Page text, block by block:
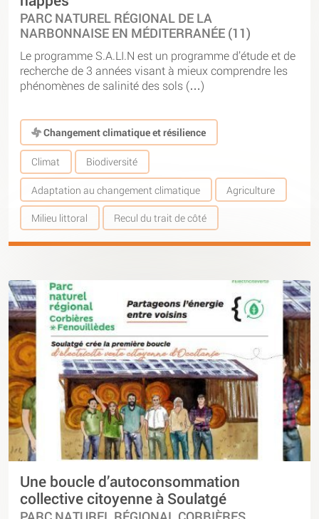
PARC NATUREL RÉGIONAL DE LA
NARBONNAISE EN MÉDITERRANÉE (11)
Le programme S.A.LI.N est un programme d’étude et de
recherche de 3 années visant à mieux comprendre les
phénomènes de salinité des sols (…)
Changement climatique et résilience
Climat Biodiversité
Adaptation au changement climatique Agriculture
Milieu littoral Recul du trait de côté
Une boucle d’autoconsommation
collective citoyenne à Soulatgé